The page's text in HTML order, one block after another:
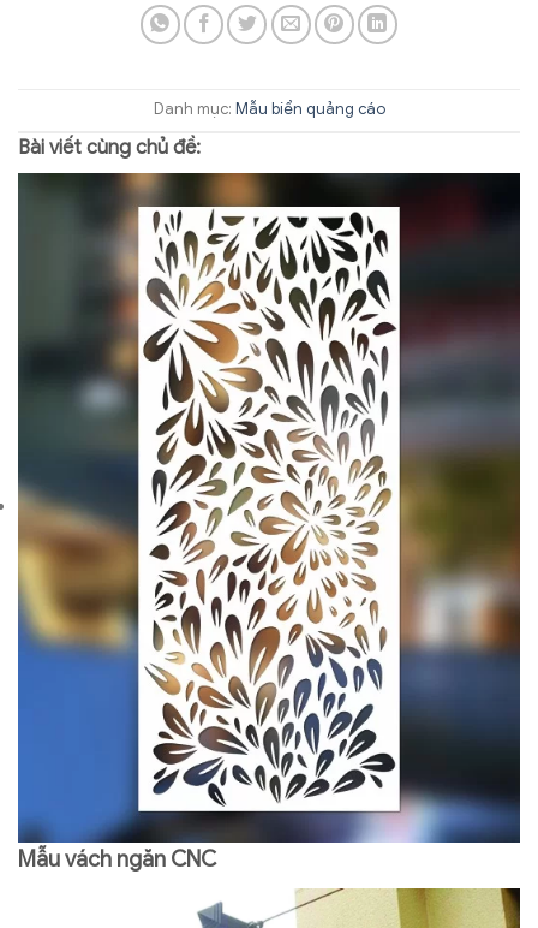
Danh mục: Mẫu biển quảng cáo
Bài viết cùng chủ đề:
Mẫu vách ngăn CNC